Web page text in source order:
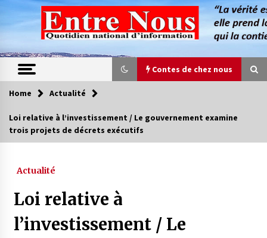
content
Contes de chez nous
Contes de chez nous
Magie de sorcier
4 ans ago
Home Actualité
Loi relative à l’investissement / Le gouvernement examine
trois projets de décrets exécutifs
Actualité
Loi relative à
l’investissement / Le